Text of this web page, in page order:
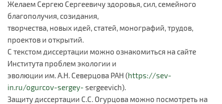
Желаем Сергею Сергеевичу здоровья, сил, семейного
благополучия, созидания,
творчества, новых идей, статей, монографий, трудов,
проектов и открытий.
С текстом диссертации можно ознакомиться на сайте
Института проблем экологии и
эволюции им. А.Н. Северцова РАН (https://sev-
in.ru/ogurcov-sergey- sergeevich).
Защиту диссертации С.С. Огурцова можно посмотреть на